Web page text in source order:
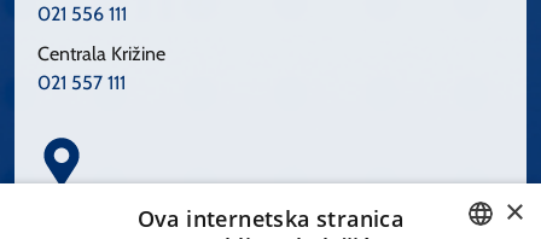
021 556 111
Centrala Križine
021 557 111
Spinčićeva 1, 21000 Split
×
Ova internetska stranica